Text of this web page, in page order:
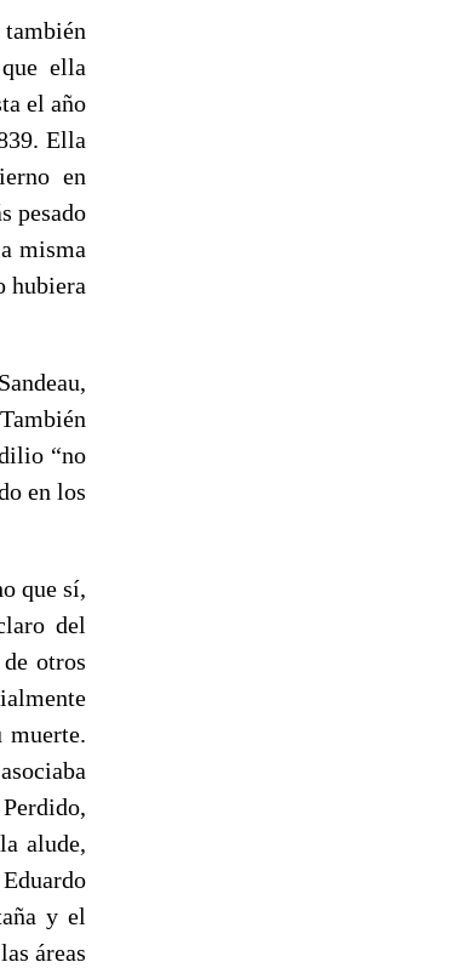
ella
el año
Ella
en
pesado
misma
hubiera
“no
en los
que sí,
del
otros
muerte.
alude,
y el
áreas